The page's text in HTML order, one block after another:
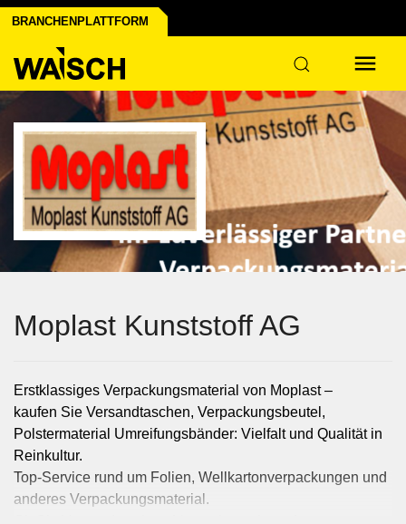
BRANCHENPLATTFORM
Moplast Kunststoff AG
Erstklassiges Verpackungsmaterial von Moplast –
kaufen Sie Versandtaschen, Verpackungsbeutel,
Polstermaterial Umreifungsbänder: Vielfalt und Qualität in
Reinkultur.
Top-Service rund um Folien, Wellkartonverpackungen und
anderes Verpackungsmaterial.